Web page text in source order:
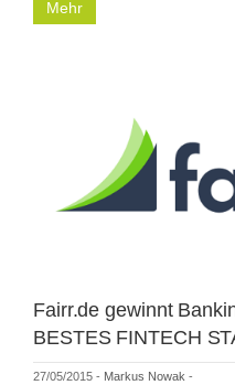
Mehr
Fairr.de gewinnt
BESTES FINTECH
27/05/2015 - Markus Nowak -